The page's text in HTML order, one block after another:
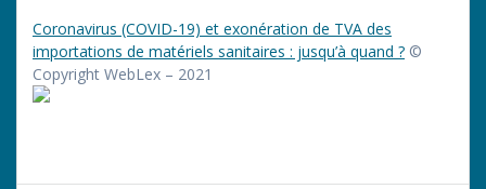
Coronavirus (COVID-19) et exonération de TVA des
importations de matériels sanitaires : jusqu’à quand ? ©
Copyright WebLex – 2021